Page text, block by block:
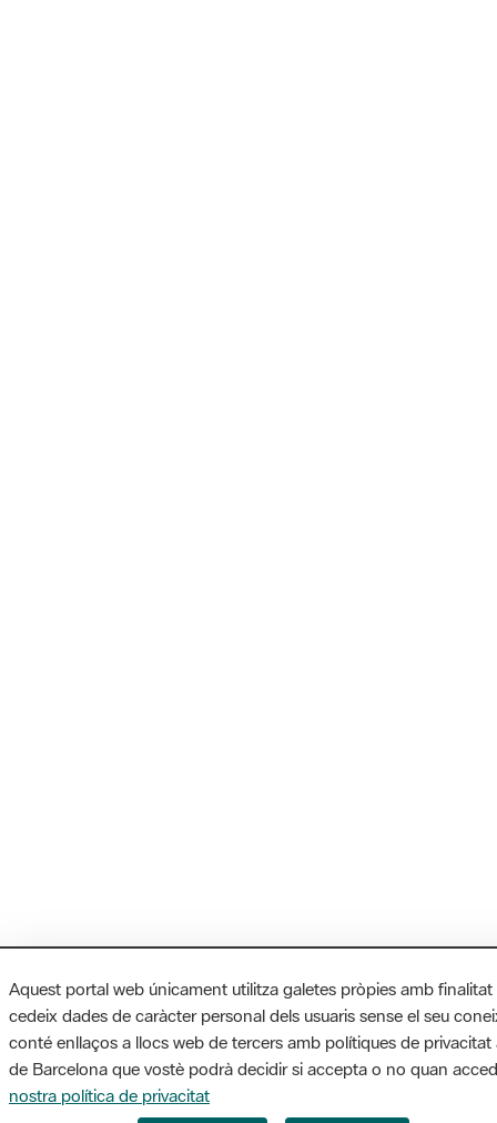
Aquest portal web únicament utilitza galetes pròpies amb
cedeix dades de caràcter personal dels usuaris sense el seu
conté enllaços a llocs web de tercers amb polítiques de privacitat
de Barcelona que vostè podrà decidir si accepta o no quan
nostra política de privacitat